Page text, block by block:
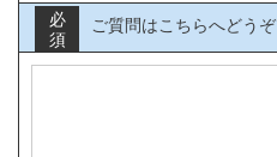
ご質問はこちらへどうぞ
必
須